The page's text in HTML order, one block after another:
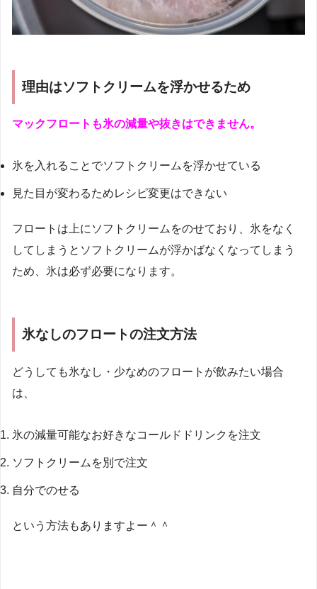
理由はソフトクリームを浮かせるため
マックフロートも氷の減量や抜きはできません。
氷を入れることでソフトクリームを浮かせている
見た目が変わるためレシピ変更はできない
フロートは上にソフトクリームをのせており、氷をなく
してしまうとソフトクリームが浮かばなくなってしまう
ため、氷は必ず必要になります。
氷なしのフロートの注文方法
どうしても氷なし・少なめのフロートが飲みたい場合
は、
氷の減量可能なお好きなコールドドリンクを注文
ソフトクリームを別で注文
自分でのせる
という方法もありますよー＾＾